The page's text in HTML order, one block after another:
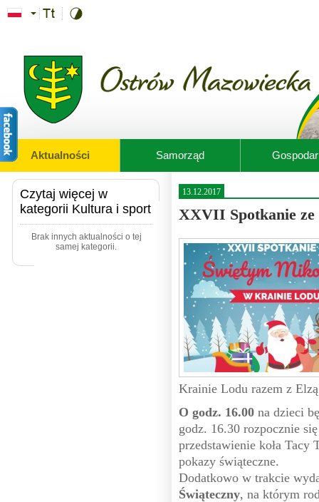
Przejdź do treści
Aktualności Samorząd
Czytaj więcej w
kategorii Kultura i sport
Brak innych aktualności o tej
samej kategorii.
13.12.2017
XXVII Spotkanie ze
Krainie Lodu razem z
O godz. 16.00 na dzieci
godz. 16.30 rozpocznie
przedstawienie koła Tacy
pokazy świąteczne.
Dodatkowo w trakcie
Świąteczny, na którym